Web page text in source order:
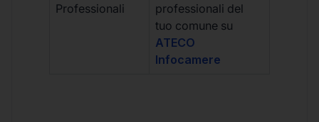
Professionali
professionali del
tuo comune su
ATECO
Infocamere